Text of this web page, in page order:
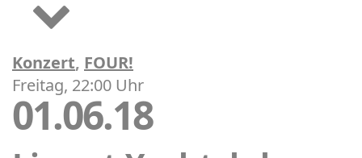
Konzert, FOUR!
Freitag, 22:00 Uhr
01.06.18